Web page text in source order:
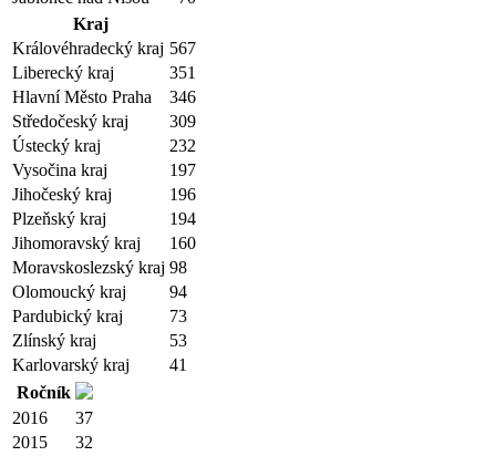
Kraj
Královéhradecký kraj 567
Liberecký kraj
351
Hlavní Město Praha
346
Středočeský kraj
309
Ústecký kraj
232
Vysočina kraj
197
Jihočeský kraj
196
Plzeňský kraj
194
Jihomoravský kraj
160
Moravskoslezský kraj 98
Olomoucký kraj
94
Pardubický kraj
73
Zlínský kraj
53
Karlovarský kraj
41
Ročník
2016
37
2015
32